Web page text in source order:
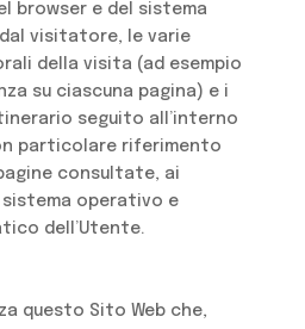
browser e del sistema
visitatore, le varie
della visita (ad esempio
su ciascuna pagina) e i
seguito all’interno
particolare riferimento
consultate, ai
operativo e
dell’Utente.
questo Sito Web che,